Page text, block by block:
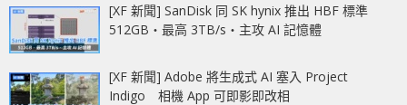
[XF 新聞] SanDisk 同 SK hynix 推出 HBF 標準
512GB‧最高 3TB/s‧主攻 AI 記憶體
[XF 新聞] Adobe 將生成式 AI 塞入 Project
Indigo 相機 App 可即影即改相